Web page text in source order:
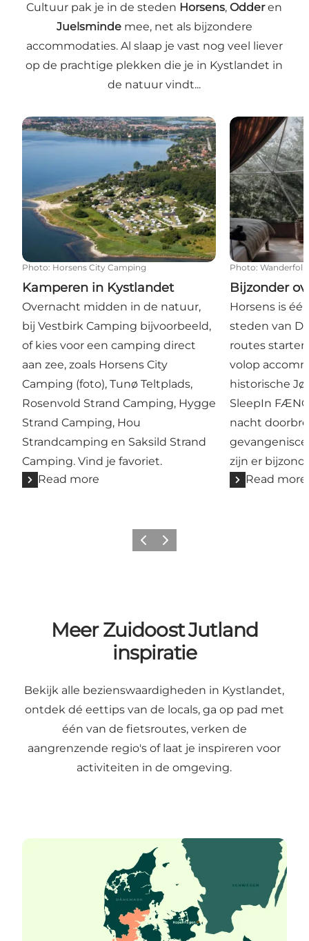
Cultuur pak je in de steden Horsens,Odderen
Juelsmindemee, net als bijzondere
accommodaties. Al slaap je vast nog veel liever
op de prachtige plekken die je in Kystlandet in
de natuur vindt...
Kamperen in Kystlandet
Photo: Horsens City Camping
Kamperen in Kystlandet
Overnacht midden in de natuur,
bij Vestbirk Camping bijvoorbeeld,
of kies voor een camping direct
aan zee, zoals Horsens City
Camping (foto), Tunø Teltplads,
Rosenvold Strand Camping, Hygge
Strand Camping, Hou
Strandcamping en Saksild Strand
Camping. Vind je favoriet.
Read more
Bijzonder
Photo:
Bijzonder
Horsens is
steden van
routes
volop
historische
SleepIn
nacht
zijn er
Read more
Previous
Next
Meer Zuidoost Jutland
inspiratie
Bekijk alle bezienswaardigheden in Kystlandet,
ontdek dé eettipsvan de locals, ga op pad met
één van de fietsroutes, verken de
aangrenzende regio's of laat je inspireren voor
activiteiten in de omgeving.